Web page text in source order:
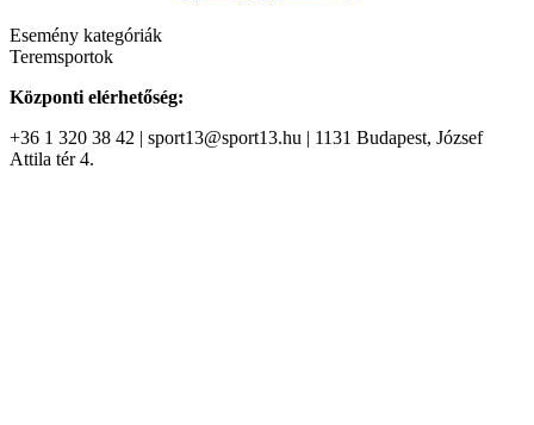
Esemény kategóriák
Teremsportok
Központi elérhetőség:
+36 1 320 38 42 | sport13@sport13.hu | 1131 Budapest, József
Attila tér 4.